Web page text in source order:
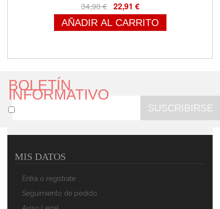
34,90 € 22,91 €
AÑADIR AL CARRITO
Acero Inoxidable, Velocidad De Molienda 40g/min.,
Capacidad 40g , 140W, Blanco
BOLETÍN
INFORMATIVO
SUSCRIBIRSE
MIS DATOS
Entra o regístrate
Seguimiento de pedido